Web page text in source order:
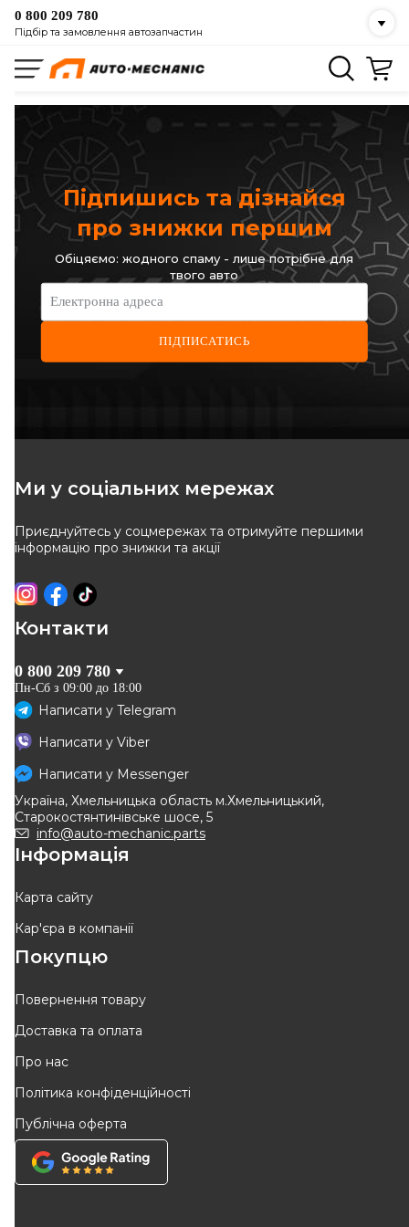
0 800 209 780
Підбір та замовлення автозапчастин
Підпишись та дізнайся
про знижки першим
Обіцяємо: жодного спаму - лише потрібне для
твого авто
Електронна адреса
ПІДПИСАТИСЬ
Ми у соціальних мережах
Приєднуйтесь у соцмережах та отримуйте першими
інформацію про знижки та акції
Контакти
0 800 209 780
Пн-Сб з 09:00 до 18:00
Написати у Telegram
Написати у Viber
Написати у Messenger
Україна, Хмельницька область м.Хмельницький,
Старокостянтинівське шосе, 5
info@auto-mechanic.parts
Інформація
Карта сайту
Кар'єра в компанії
Покупцю
Повернення товару
Доставка та оплата
Про нас
Політика конфіденційності
Публічна оферта